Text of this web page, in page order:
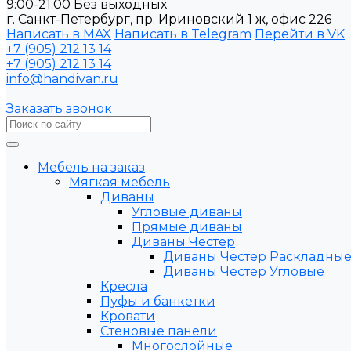
9:00-21:00 Без выходных
г. Санкт-Петербург, пр. Ириновский 1 ж, офис 226
Написать в MAX Написать в Telegram Перейти в VK
+7 (905) 212 13 14
+7 (905) 212 13 14
info@handivan.ru
Заказать звонок
Мебель на заказ
Мягкая мебель
Диваны
Угловые диваны
Прямые диваны
Диваны Честер
Диваны Честер Раскладные
Диваны Честер Угловые
Кресла
Пуфы и банкетки
Кровати
Стеновые панели
Многослойные